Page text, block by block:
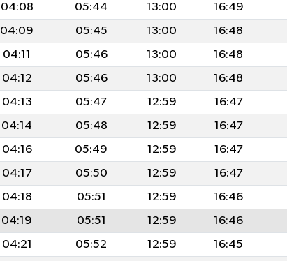
04:08 05:44 13:00 16:49
04:09 05:45 13:00 16:48
04:11 05:46 13:00 16:48
04:12 05:46 13:00 16:48
04:13 05:47 12:59 16:47
04:14 05:48 12:59 16:47
04:16 05:49 12:59 16:47
04:17 05:50 12:59 16:47
04:18 05:51 12:59 16:46
04:19 05:51 12:59 16:46
04:21 05:52 12:59 16:45